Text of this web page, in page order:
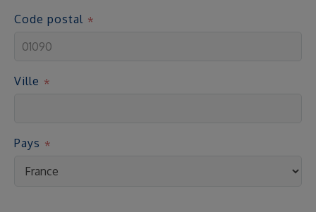
Code postal
Ville
Pays